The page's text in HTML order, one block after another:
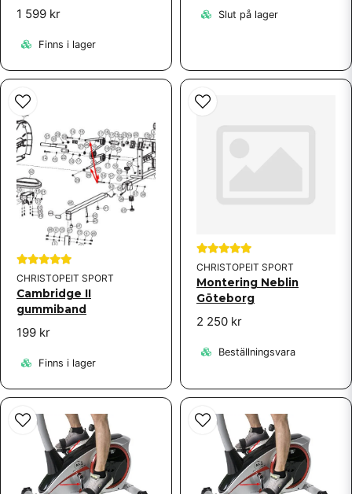
1 599 kr
Finns i lager
Slut på lager
CHRISTOPEIT SPORT
Cambridge II
gummiband
199 kr
Finns i lager
CHRISTOPEIT SPORT
Montering Neblin
Göteborg
2 250 kr
Beställningsvara